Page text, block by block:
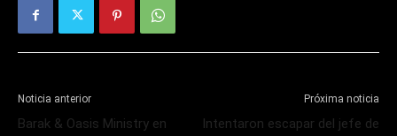
Noticia anterior
Barak & Oasis Ministry en
Próxima noticia
Intentaron escapar del jefe de